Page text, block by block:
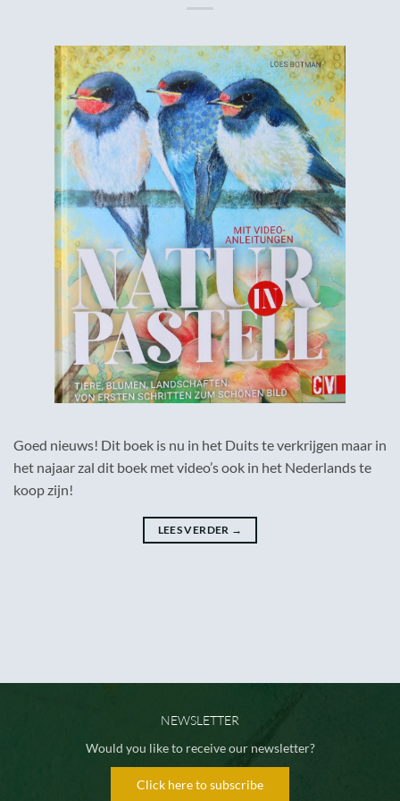
Goed nieuws! Dit boek is nu in het Duits te verkrijgen maar in
het najaar zal dit boek met video’s ook in het Nederlands te
koop zijn!
LEES VERDER →
NEWSLETTER
Would you like to receive our newsletter?
Click here to subscribe